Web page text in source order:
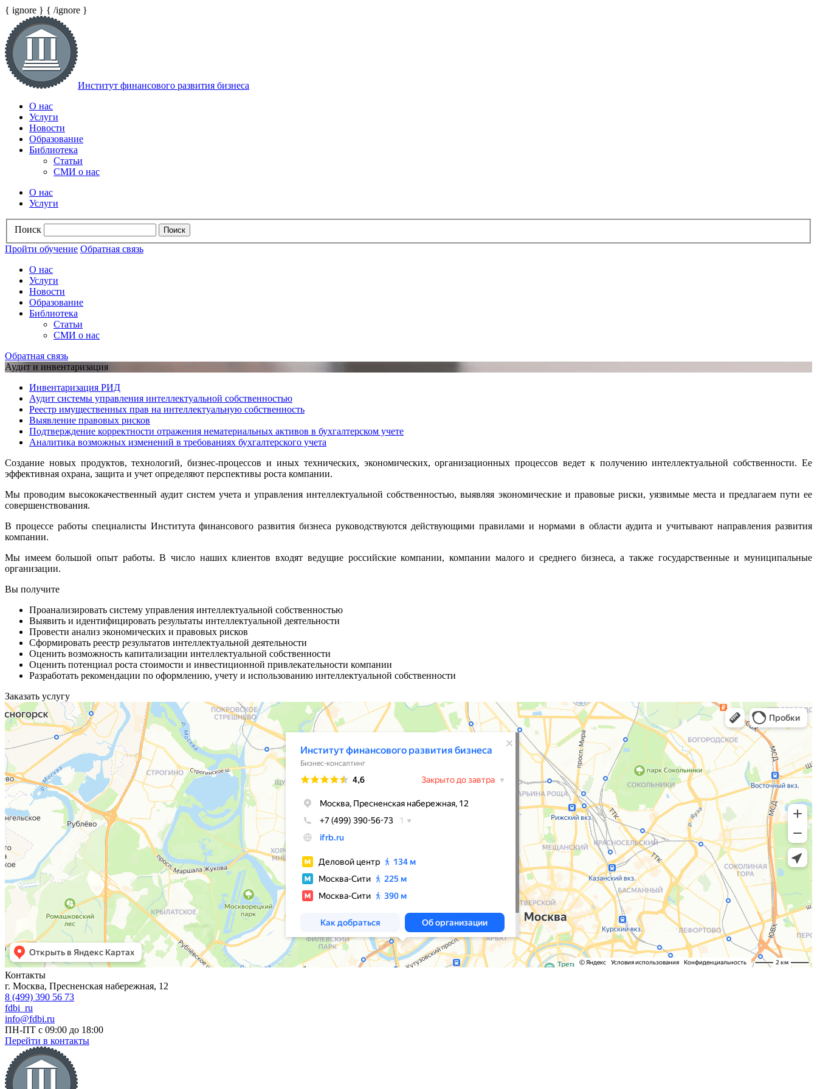
{ ignore } { /ignore }
Институт финансового развития бизнеса
О наc
Услуги
Новости
Образование
Библиотека
Статьи
СМИ о нас
О наc
Услуги
Поиск
Пройти обучение Обратная связь
О наc
Услуги
Новости
Образование
Библиотека
Статьи
СМИ о нас
Обратная связь
Аудит и инвентаризация
Инвентаризация РИД
Аудит системы управления интеллектуальной собственностью
Реестр имущественных прав на интеллектуальную собственность
Выявление правовых рисков
Подтверждение корректности отражения нематериальных активов в бухгалтерском учете
Аналитика возможных изменений в требованиях бухгалтерского учета
Создание новых продуктов, технологий, бизнес-процессов и иных технических, экономических, организационных процессов ведет к получению интеллектуальной собственности. Ее
эффективная охрана, защита и учет определяют перспективы роста компании.
Мы проводим высококачественный аудит систем учета и управления интеллектуальной собственностью, выявляя экономические и правовые риски, уязвимые места и предлагаем пути ее
совершенствования.
В процессе работы специалисты Института финансового развития бизнеса руководствуются действующими правилами и нормами в области аудита и учитывают направления развития
компании.
Мы имеем большой опыт работы. В число наших клиентов входят ведущие российские компании, компании малого и среднего бизнеса, а также государственные и муниципальные
организации.
Вы получите
Проанализировать систему управления интеллектуальной собственностью
Выявить и идентифицировать результаты интеллектуальной деятельности
Провести анализ экономических и правовых рисков
Сформировать реестр результатов интеллектуальной деятельности
Оценить возможность капитализации интеллектуальной собственности
Оценить потенциал роста стоимости и инвестиционной привлекательности компании
Разработать рекомендации по оформлению, учету и использованию интеллектуальной собственности
Заказать услугу
Контакты
г. Москва, Пресненская набережная, 12
8 (499) 390 56 73
fdbi_ru
info@fdbi.ru
ПН-ПТ с 09:00 до 18:00
Перейти в контакты